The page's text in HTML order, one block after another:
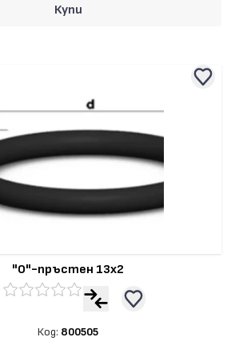
Купи
"О"-пръстен 13x2
Код: 800505